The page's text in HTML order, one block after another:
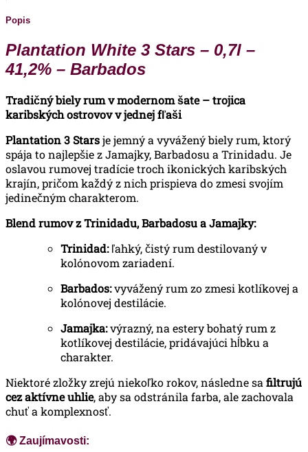
Popis
Plantation White 3 Stars – 0,7l –
41,2% – Barbados
Tradičný biely rum v modernom šate – trojica
karibských ostrovov v jednej fľaši
Plantation 3 Starsje jemný a vyvážený biely rum, ktorý
spája to najlepšie z Jamajky, Barbadosu a Trinidadu. Je
oslavou rumovej tradície troch ikonických karibských
krajín, pričom každý z nich prispieva do zmesi svojím
jedinečným charakterom.
Blend rumov z Trinidadu, Barbadosu a Jamajky:
Trinidad:ľahký, čistý rum destilovaný v
kolónovom zariadení.
Barbados:vyvážený rum zo zmesi kotlíkovej a
kolónovej destilácie.
Jamajka:výrazný, na estery bohatý rum z
kotlíkovej destilácie, pridávajúci hĺbku a
charakter.
Niektoré zložky zrejú niekoľko rokov, následne sa filtrujú
cez aktívne uhlie, aby sa odstránila farba, ale zachovala
chuť a komplexnosť.
🌍Zaujímavosti: